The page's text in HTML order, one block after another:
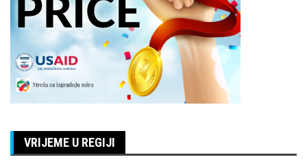
VRIJEME U REGIJI